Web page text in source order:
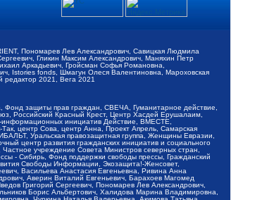
Пономарев Лев Александрович, Савицкая Людмила
Гликин Максим Александрович, Маняхин Петр
Аркадьевич, Гройсман Софья Романовна,
Istories fonds, Шмагун Олеся Валентиновна, Мароховская
2021, Вега 2021
защиты прав граждан, СВЕЧА, Гуманитарное действие,
Российский Красный Крест, Центр Хасдей Ерушалаим,
информационных инициатив Действие, ВМЕСТЕ,
центр Сова, центр Анна, Проект Апрель, Самарская
Уральская правозащитная группа, Женщины Евразии,
центр развития гражданских инициатив и социального
учреждение Совета Министров северных стран,
- Сибирь, Фонд поддержки свободы прессы, Гражданский
Свободы Информации, Экозащита!-Женсовет,
Васильева Анастасия Евгеньевна, Ривина Анна
Аверин Виталий Евгеньевич, Барахоев Магомед
Григорий Сергеевич, Пономарев Лев Александрович,
Борис Альбертович, Халидова Марина Владимировна,